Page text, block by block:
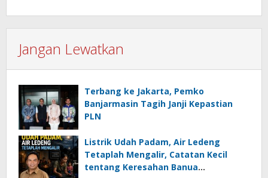
Jangan Lewatkan
Terbang ke Jakarta, Pemko
Banjarmasin Tagih Janji Kepastian
PLN
Listrik Udah Padam, Air Ledeng
Tetaplah Mengalir, Catatan Kecil
tentang Keresahan Banua